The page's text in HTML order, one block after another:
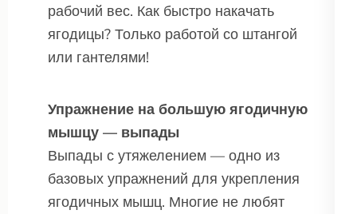
рабочий вес. Как быстро накачать
ягодицы? Только работой со штангой
или гантелями!
Упражнение на большую ягодичную
мышцу — выпады
Выпады с утяжелением — одно из
базовых упражнений для укрепления
ягодичных мышц. Многие не любят